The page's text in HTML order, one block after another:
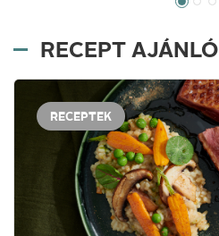
RECEPT AJÁNLÓ
RECEPTEK